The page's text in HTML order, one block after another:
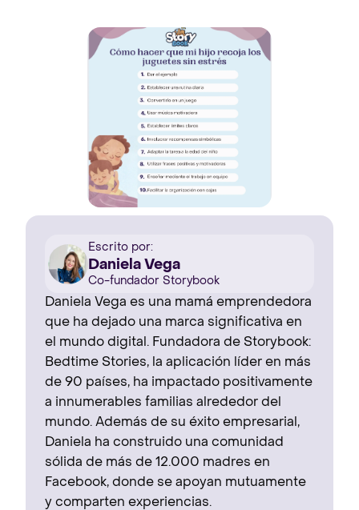
Escrito por:
Daniela Vega
Co-fundador Storybook
Daniela Vega es una mamá emprendedora
que ha dejado una marca significativa en
el mundo digital. Fundadora de Storybook:
Bedtime Stories, la aplicación líder en más
de 90 países, ha impactado positivamente
a innumerables familias alrededor del
mundo. Además de su éxito empresarial,
Daniela ha construido una comunidad
sólida de más de 12.000 madres en
Facebook, donde se apoyan mutuamente
y comparten experiencias.